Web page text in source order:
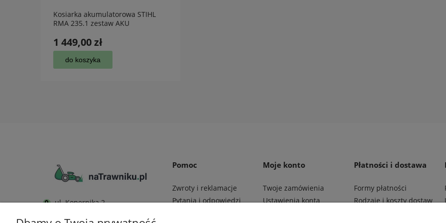
Kosiarka akumulatorowa STIHL
RMA 235.1 zestaw AKU
1 449,00 zł
do koszyka
ul. Kopernika 2
Pomoc
Zwroty i reklamacje
Pytania i odpowiedzi
Moje konto
Twoje zamówienia
Ustawienia konta
Płatności i dostawa
Formy płatności
Rodzaje i koszty dostaw